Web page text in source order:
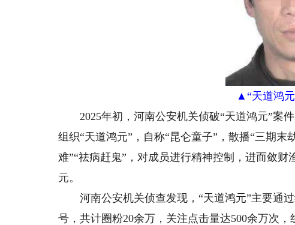
▲“天道鸿
2025年初，河南公安机关侦破“天道鸿元”案
组织“天道鸿元”，自称“昆仑童子”，散播“三期
难”“祛病赶鬼”，对成员进行精神控制，进而敛
元。
河南公安机关侦查发现，“天道鸿元”主要通过
号，共计圈粉20余万，关注点击量达500余万次，